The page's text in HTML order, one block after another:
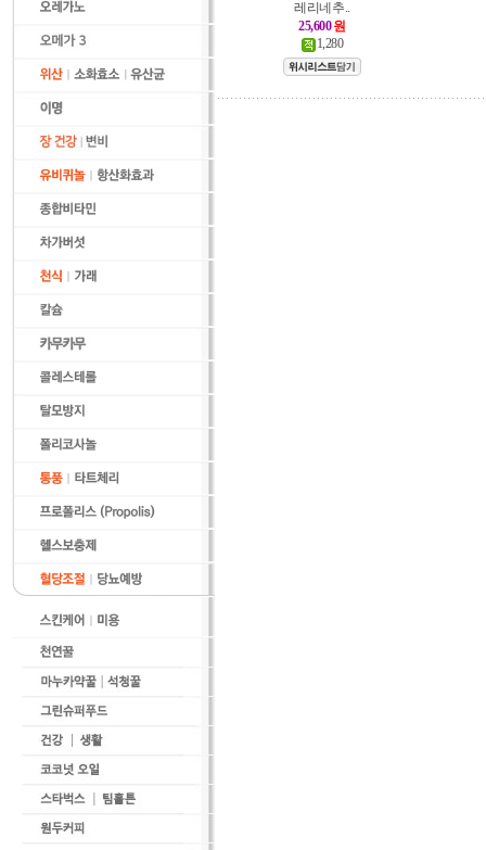
레리네추..
25,600원
1,280